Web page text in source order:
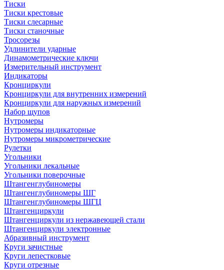
Тиски
Тиски крестовые
Тиски слесарные
Тиски станочные
Тросорезы
Удлинители ударные
Динамометрические ключи
Измерительный инструмент
Индикаторы
Кронциркули
Кронциркули для внутренних измерений
Кронциркули для наружных измерений
Набор щупов
Нутромеры
Нутромеры индикаторные
Нутромеры микрометрические
Рулетки
Угольники
Угольники лекальные
Угольники поверочные
Штангенглубиномеры
Штангенглубиномеры ШГ
Штангенглубиномеры ШГЦ
Штангенциркули
Штангенциркули из нержавеющей стали
Штангенциркули электронные
Абразивный инструмент
Круги зачистные
Круги лепестковые
Круги отрезные